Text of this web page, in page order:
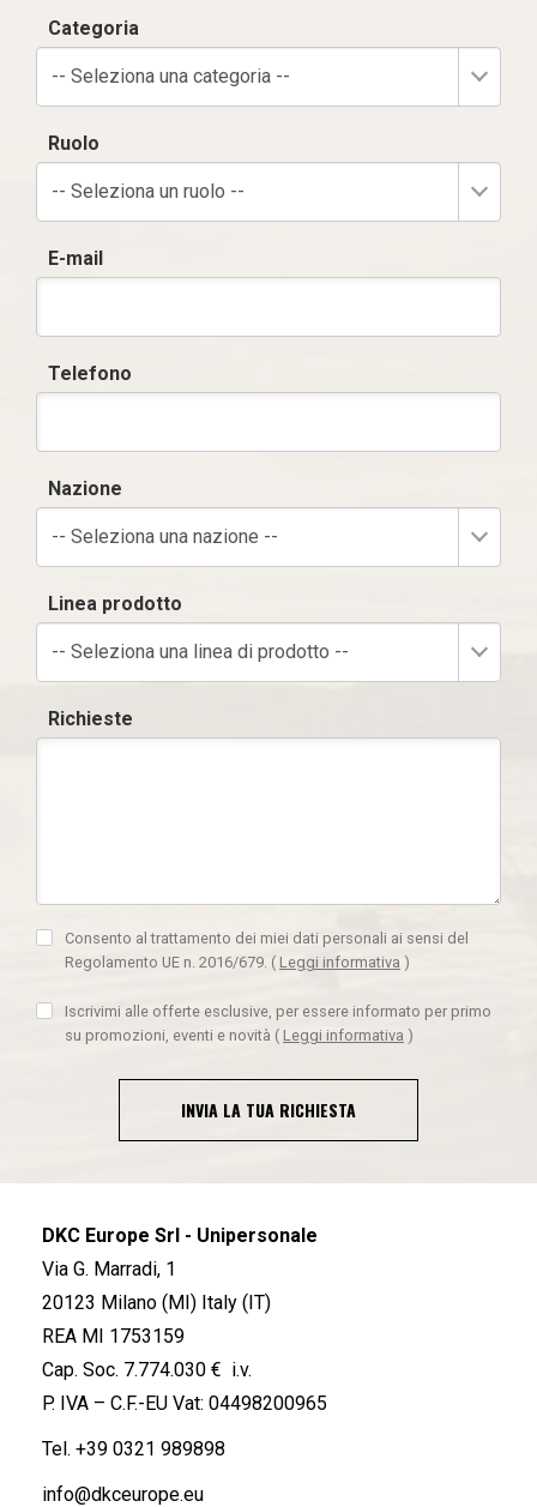
Categoria
-- Seleziona una categoria --
Ruolo
-- Seleziona un ruolo --
E-mail
Telefono
Nazione
-- Seleziona una nazione --
Linea prodotto
-- Seleziona una linea di prodotto --
Richieste
Consento al trattamento dei miei dati personali ai sensi del
Regolamento UE n. 2016/679. ( Leggi informativa )
Iscrivimi alle offerte esclusive, per essere informato per primo
su promozioni, eventi e novità ( Leggi informativa )
INVIA LA TUA RICHIESTA
DKC Europe Srl - Unipersonale
Via G. Marradi, 1
20123 Milano (MI) Italy (IT)
REA MI 1753159
Cap. Soc. 7.774.030 € i.v.
P. IVA – C.F.-EU Vat: 04498200965
Tel. +39 0321 989898
info@dkceurope.eu